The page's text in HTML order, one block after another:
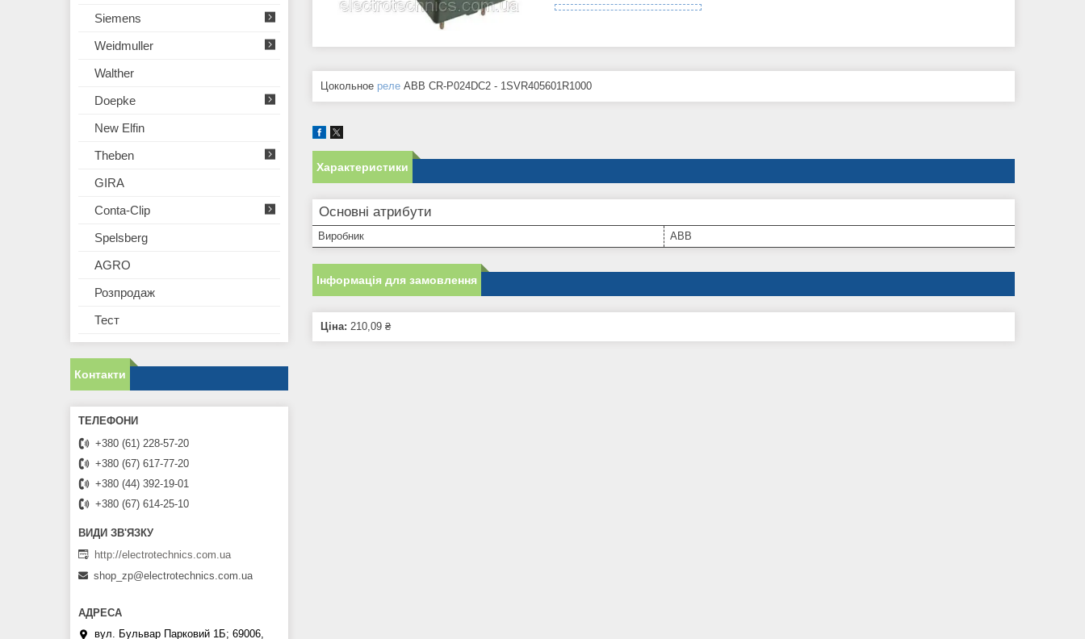
Цокольное реле ABB CR-P024DC2 - 1SVR405601R1000
Характеристики
Основні атрибути
Виробник ABB
Інформація для замовлення
Ціна: 210,09 ₴
Siemens
Weidmuller
Walther
Doepke
New Elfin
Theben
GIRA
Conta-Clip
Spelsberg
AGRO
Розпродаж
Тест
Контакти
+380 (61) 228-57-20
+380 (67) 617-77-20
+380 (44) 392-19-01
+380 (67) 614-25-10
http://electrotechnics.com.ua
shop_zp@electrotechnics.com.ua
вул. Бульвар Парковий 1Б; 69006,